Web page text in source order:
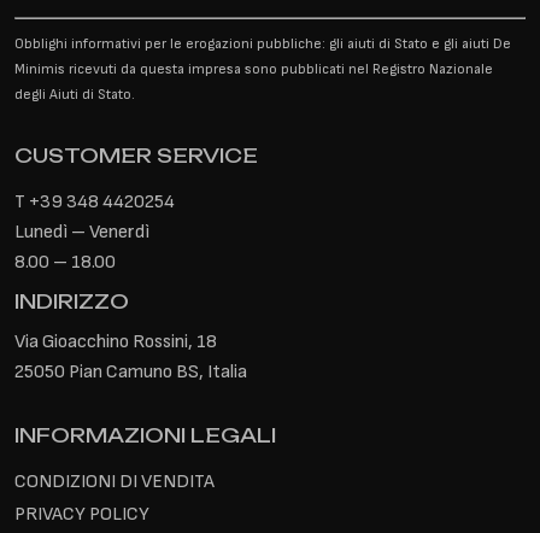
Obblighi informativi per le erogazioni pubbliche: gli aiuti di Stato e gli aiuti De
Minimis ricevuti da questa impresa sono pubblicati nel Registro Nazionale
degli Aiuti di Stato.
CUSTOMER SERVICE
T +39 348 4420254
Lunedì – Venerdì
8.00 – 18.00
INDIRIZZO
Via Gioacchino Rossini, 18
25050 Pian Camuno BS, Italia
INFORMAZIONI LEGALI
CONDIZIONI DI VENDITA
PRIVACY POLICY